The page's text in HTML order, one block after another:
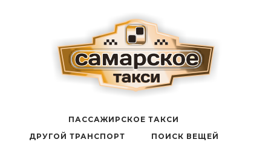
ПАССАЖИРСКОЕ ТАКСИ
ДРУГОЙ ТРАНСПОРТ
ПОИСК ВЕЩЕЙ